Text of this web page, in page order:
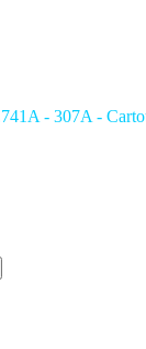
- 307A -